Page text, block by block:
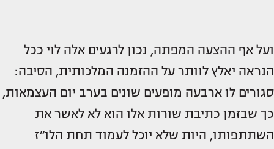
ועל אף ההצעה המפתה, נכון לרגעים אלה לוי ככל
הנראה יאלץ לוותר על ההזמנה המלכותית, הסיבה:
סגורים לו ארבעה מופעים שונים בערב יום העצמאות,
כך שבזמן כתיבת שורות אלו הוא לא לאשר את
השתתפותו, היות שלא יוכל לעמוד תחת הלו״ז